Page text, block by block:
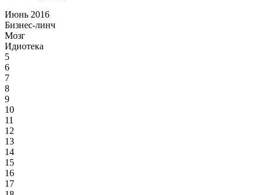
Июнь 2016
Бизнес-линч
Мозг
Идиотека
5
6
7
8
9
10
11
12
13
14
15
16
17